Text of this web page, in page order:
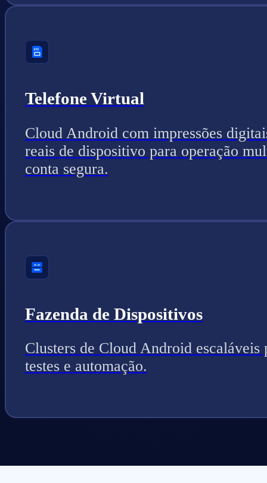
Telefone Virtual
Cloud Android com impressões
reais de dispositivo para operação
conta segura.
Fazenda de Dispositivos
Clusters de Cloud Android escaláveis
testes e automação.